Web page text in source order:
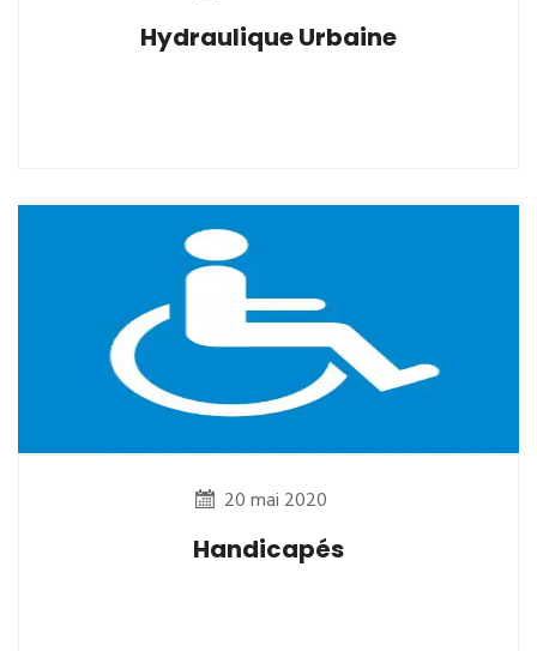
Hydraulique Urbaine
20 mai 2020
Handicapés